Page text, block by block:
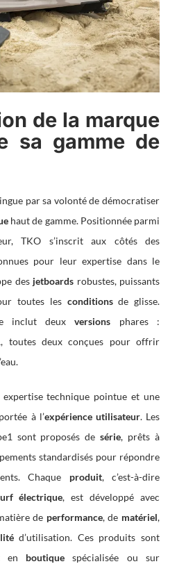
de la marque
sa gamme de
par sa volonté de démocratiser
haut de gamme. Positionnée parmi
TKO s’inscrit aux côtés des
pour leur expertise dans le
des jetboards robustes, puissants
toutes les conditionsde glisse.
inclut deuxversions phares :
, toutes deux conçues pour offrir
expertise technique pointue et une
à l’expérience utilisateur. Les
sont proposés desérie, prêts à
standardisés pour répondre
Chaque produit, c’est-à-dire
électrique, est développé avec
de performance, de matériel,
d’utilisation. Ces produits sont
en boutique spécialisée ou sur